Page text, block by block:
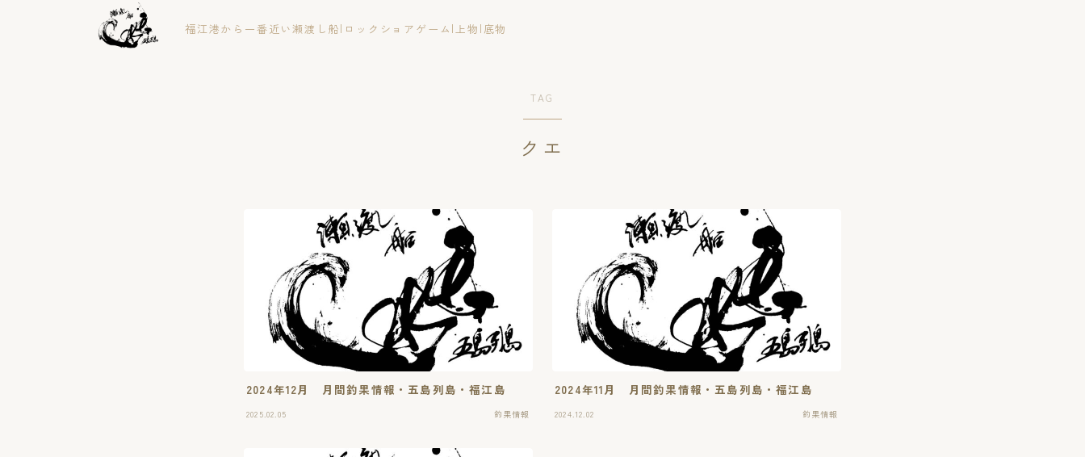
福江港から一番近い瀬渡し船|ロックショアゲーム|上物|底物
TAG
クエ
2024年12月 月間釣果情報・五島列島・福江島
2025.02.05 釣果情報
2024年11月 月間釣果情報・五島列島・福江島
2024.12.02 釣果情報